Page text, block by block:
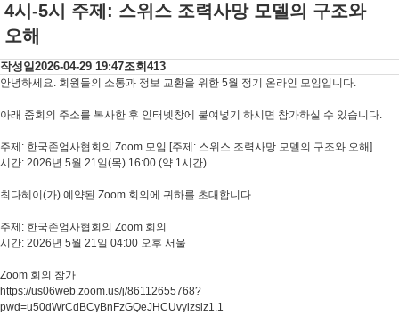
4시-5시 주제: 스위스 조력사망 모델의 구조와
오해
작성일2026-04-29 19:47조회 413
안녕하세요. 회원들의 소통과 정보 교환을 위한 5월 정기 온라인 모임입니다.
아래 줌회의 주소를 복사한 후 인터넷창에 붙여넣기 하시면 참가하실 수 있습니다.
주제: 한국존엄사협회의 Zoom 모임 [주제: 스위스 조력사망 모델의 구조와 오해]
시간: 2026년 5월 21일(목) 16:00 (약 1시간)
최다혜이(가) 예약된 Zoom 회의에 귀하를 초대합니다.
주제: 한국존엄사협회의 Zoom 회의
시간: 2026년 5월 21일 04:00 오후 서울
Zoom 회의 참가
https://us06web.zoom.us/j/86112655768?
pwd=u50dWrCdBCyBnFzGQeJHCUvylzsiz1.1